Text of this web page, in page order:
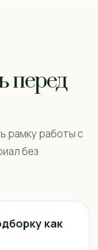
перед
рамку работы с
без
как